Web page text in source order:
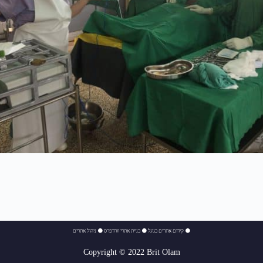
⚫ קידום אתרים בגוגל ⚫ בניית אתרי וורדפרס ⚫ ניהול אתרים
Copyright © 2022 Brit Olam